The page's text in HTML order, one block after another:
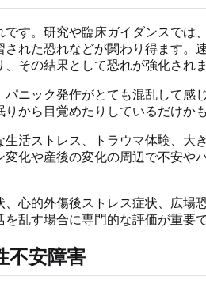
です。研究や臨床ガイダンスで
れた恐れなどが関わり得ます
その結果として恐れが強化されま
パニック発作がとても混乱して
から目覚めたりしているだけか
生活ストレス、トラウマ体験、
変化や産後の変化の周辺で不安
心的外傷後ストレス症状、広
乱す場合に専門的な評価が重要
不安障害